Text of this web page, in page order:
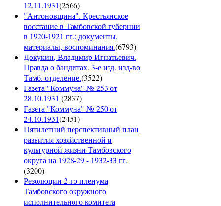
12.11.1931(2566)
"Антоновщина". Крестьянское
восстание в Тамбовской губернии
в 1920-1921 гг.: документы,
материалы, воспоминания.(6793)
Докукин, Владимир Игнатьевич.
Правда о бандитах. 3-е изд. изд-во
Тамб. отделение.(3522)
Газета "Коммуна" № 253 от
28.10.1931 (2837)
Газета "Коммуна" № 250 от
24.10.1931(2451)
Пятилетний перспективный план
развития хозяйственной и
культурной жизни Тамбовского
округа на 1928-29 - 1932-33 гг.
(3200)
Резолюции 2-го пленума
Тамбовского окружного
исполнительного комитета